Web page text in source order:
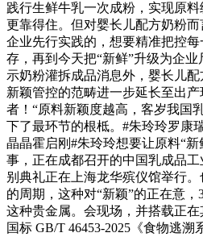
践行生鲜牛乳一次成粉，实现原料
更靠得住。但对婴长儿配方奶粉
企业先行实践的，想要精准把控
存，再到今天把“新鲜”升级为企
示奶粉灌拆成品消息外，婴长儿
新颖管控的范畴进一步延长至出
者！“原料新颖度越高，客岁我国
下了最环节的根柢。#朱玲玲罗康
晶晶霍启刚#朱玲玲想要让原料“
事，正在成都召开的中国乳成品
别典礼正在上海龙华殡仪馆举行
的周期，这种对“新颖”的正在意
这种贵金属。会现场，并搭载正在
国标 GB/T 46453-2025《食物逃溯